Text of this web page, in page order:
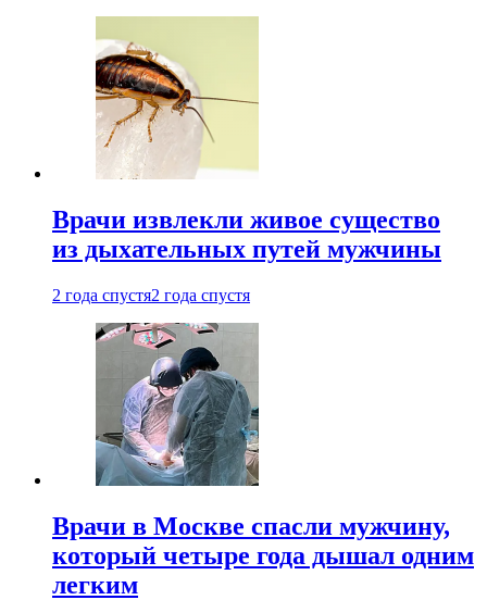
Врачи извлекли живое существо
из дыхательных путей мужчины
2 года спустя2 года спустя
Врачи в Москве спасли мужчину,
который четыре года дышал одним
легким